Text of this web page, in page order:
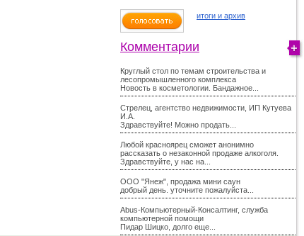
итоги и архив
Комментарии
Круглый стол по темам строительства и
лесопромышленного комплекса
Новость в косметологии. Бандажное...
Стрелец, агентство недвижимости, ИП Кутуева
И.А.
Здравствуйте! Можно продать...
Любой красноярец сможет анонимно
рассказать о незаконной продаже алкоголя.
Здравствуйте, у нас на...
ООО "Янеж", продажа мини саун
добрый день. уточните пожалуйста...
Abus-Компьютерный-Консалтинг, служба
компьютерной помощи
Пидар Шицко, долго еще...